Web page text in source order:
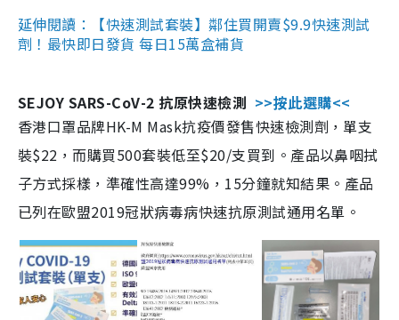
延伸閱讀：【快速測試套裝】鄰住買開賣$9.9快速測試
劑！最快即日發貨 每日15萬盒補貨
SEJOY SARS-CoV-2 抗原快速檢測 >>按此選購<<
香港口罩品牌HK-M Mask抗疫價發售快速檢測劑，單支
裝$22，而購買500套裝低至$20/支買到。產品以鼻咽拭
子方式採樣，準確性高達99%，15分鐘就知結果。產品
已列在歐盟2019冠狀病毒病快速抗原測試通用名單。